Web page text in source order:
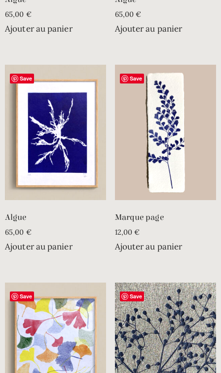
65,00 €
Ajouter au panier
65,00€
Ajouter au panier
Save
Algue
65,00 €
Ajouter au panier
Save
Marque page
12,00€
Ajouter au panier
Save Save